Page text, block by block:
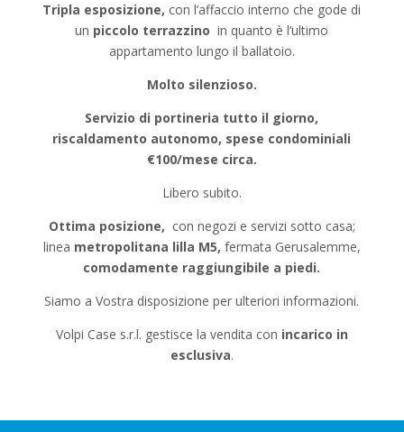
Tripla esposizione, con l’affaccio interno che gode di
un piccolo terrazzino in quanto è l’ultimo
appartamento lungo il ballatoio.
Molto silenzioso.
Servizio di portineria tutto il giorno,
riscaldamento autonomo, spese condominiali
€100/mese circa.
Libero subito.
Ottima posizione, con negozi e servizi sotto casa;
linea metropolitana lilla M5, fermata Gerusalemme,
comodamente raggiungibile a piedi.
Siamo a Vostra disposizione per ulteriori informazioni.
Volpi Case s.r.l. gestisce la vendita con incarico in
esclusiva.